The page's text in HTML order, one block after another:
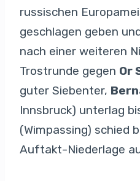
russischen
geschlagen geben
nach einer weiteren
Trostrunde gegen Or
guter Siebenter,
Innsbruck) unterlag
(Wimpassing) schied
Auftakt-Niederlage